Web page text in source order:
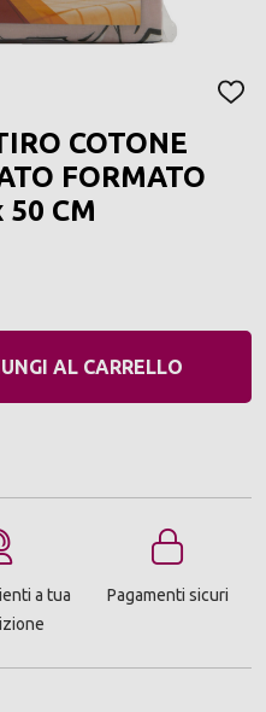
COTONE
FORMATO
50 CM
AL CARRELLO
a tua
Pagamenti sicuri